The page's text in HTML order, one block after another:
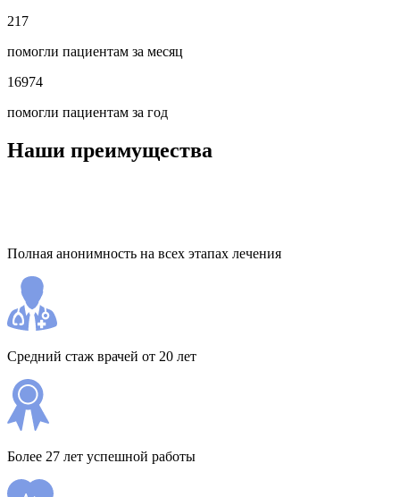
217
помогли пациентам за месяц
16974
помогли пациентам за год
Наши преимущества
Полная анонимность на всех этапах лечения
Средний стаж врачей от 20 лет
Более 27 лет успешной работы